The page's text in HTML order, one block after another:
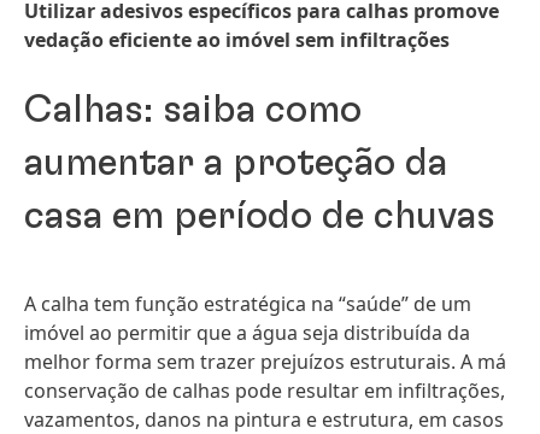
Utilizar adesivos específicos para calhas promove
vedação eficiente ao imóvel sem infiltrações
Calhas: saiba como
aumentar a proteção da
casa em período de chuvas
A calha tem função estratégica na “saúde” de um
imóvel ao permitir que a água seja distribuída da
melhor forma sem trazer prejuízos estruturais. A má
conservação de calhas pode resultar em infiltrações,
vazamentos, danos na pintura e estrutura, em casos